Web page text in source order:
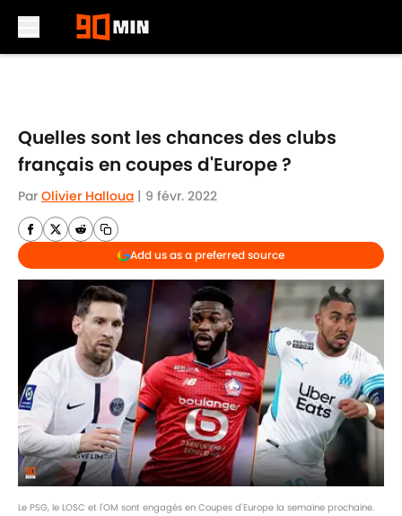
Quelles sont les chances des clubs
français en coupes d'Europe ?
Par Olivier Halloua | 9 févr. 2022
Add us as a preferred source
Le PSG, le LOSC et l'OM sont engagés en Coupes d'Europe la semaine prochaine.